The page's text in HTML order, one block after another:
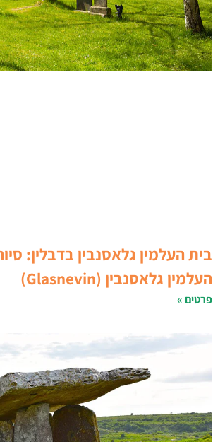
בית העלמין גלאסנבין בדבלין:
העלמין גלאסנבין (Glasnevin)
פרטים »